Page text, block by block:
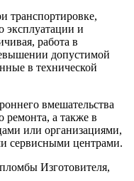
транспортировке,
эксплуатации и
работа в
допустимой
в технической
вмешательства
а также в
или организациями,
сервисными центрами.
Изготовителя,